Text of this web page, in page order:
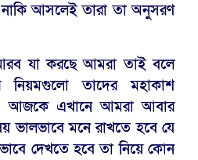
আসলেই তারা তা অনুসরণ
যা করছে আমরা তাই বলে
নিয়মগুলো তাদের মহাকাশ
আজকে এখানে আমরা আবার
ভালভাবে মনে রাখতে হবে যে
দেখতে হবে তা নিয়ে কোন